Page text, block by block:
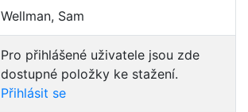
Wellman, Sam
Pro přihlášené uživatele jsou zde
dostupné položky ke stažení.
Přihlásit se